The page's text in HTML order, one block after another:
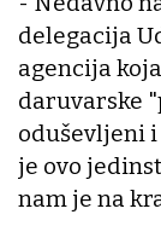
delegacija
agencija
daruvarske
oduševljeni
je ovo
nam je na